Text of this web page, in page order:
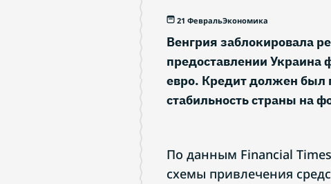
21 ФевральЭкономика
Венгрия заблокировала
предоставлении
евро. Кредит должен был
стабильность страны на
По данным Financial
схемы привлечения